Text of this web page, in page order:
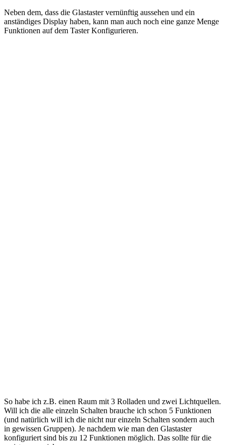
Neben dem, dass die Glastaster vernünftig aussehen und ein
anständiges Display haben, kann man auch noch eine ganze Menge
Funktionen auf dem Taster Konfigurieren.
So habe ich z.B. einen Raum mit 3 Rolladen und zwei Lichtquellen.
Will ich die alle einzeln Schalten brauche ich schon 5 Funktionen
(und natürlich will ich die nicht nur einzeln Schalten sondern auch
in gewissen Gruppen). Je nachdem wie man den Glastaster
konfiguriert sind bis zu 12 Funktionen möglich. Das sollte für die